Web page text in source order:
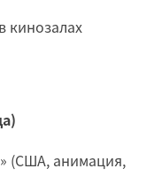
кинозалах
(США, анимация,